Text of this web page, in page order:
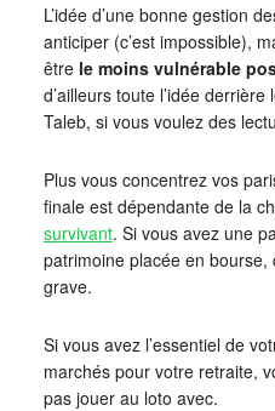
L’idée d’une bonne gestion
anticiper (c’est impossible),
être le moins vulnérable
d’ailleurs toute l’idée derrière
Taleb, si vous voulez des
Plus vous concentrez vos
finale est dépendante de la
survivant. Si vous avez une
patrimoine placée en
grave.
Si vous avez l’essentiel de
marchés pour votre retraite,
pas jouer au loto avec.